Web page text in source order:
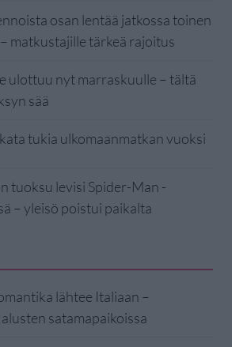
osan lentää jatkossa toinen
matkustajille tärkeä rajoitus
ulottuu nyt marraskuulle – tältä
sää
tukia ulkomaanmatkan vuoksi
tuoksu levisi Spider-Man -
– yleisö poistui paikalta
lähtee Italiaan –
satamapaikoissa